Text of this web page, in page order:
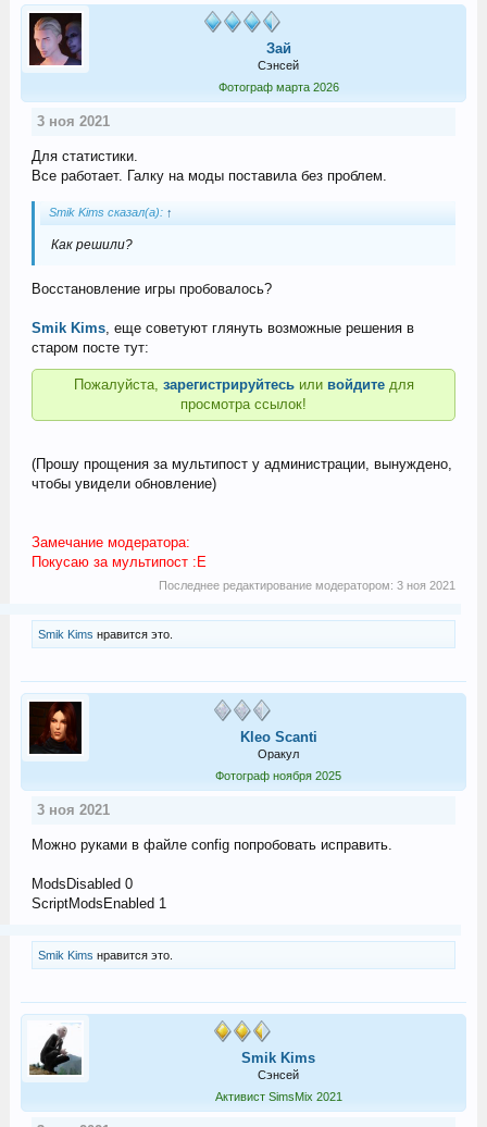
Зай
Сэнсей
Фотограф марта 2026
3 ноя 2021
Для статистики.
Все работает. Галку на моды поставила без проблем.
Smik Kims сказал(а): ↑
Как решили?
Восстановление игры пробовалось?
Smik Kims, еще советуют глянуть возможные решения в
старом посте тут:
Пожалуйста, зарегистрируйтесьили войдите для
просмотра ссылок!
(Прошу прощения за мультипост у администрации, вынуждено,
чтобы увидели обновление)
Замечание модератора:
Покусаю за мультипост :Е
Последнее редактирование модератором:3 ноя 2021
Smik Kims нравится это.
Kleo Scanti
Оракул
Фотограф ноября 2025
3 ноя 2021
Можно руками в файле config попробовать исправить.
ModsDisabled 0
ScriptModsEnabled 1
Smik Kims нравится это.
Smik Kims
Сэнсей
Активист SimsMix 2021